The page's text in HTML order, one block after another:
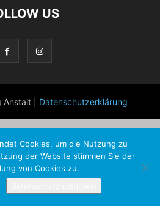
US
| Datenschutzerklärung
Cookies, um die Nutzung zu
der Website stimmen Sie der
von Cookies zu.